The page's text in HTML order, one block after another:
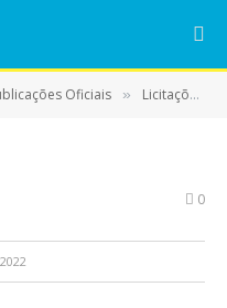
Oficiais » Licitações
0